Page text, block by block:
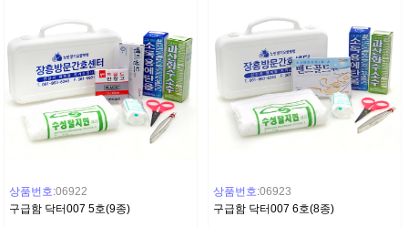
상품번호:06922
구급함 닥터007 5호(9종)
상품번호:06923
구급함 닥터007 6호(8종)